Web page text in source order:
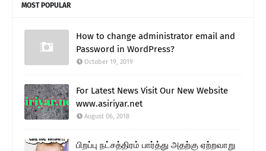
MOST POPULAR
How to change administrator email and
Password in WordPress?
October 19, 2019
For Latest News Visit Our New Website
www.asiriyar.net
August 06, 2018
பிறப்பு நட்சத்திரம் பார்த்து அதற்கு ஏற்றவாறு